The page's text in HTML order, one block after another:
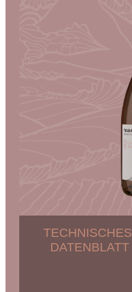
TECHNISCHES
DATENBLATT